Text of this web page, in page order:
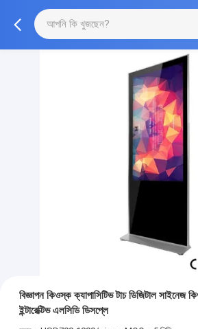
বিজ্ঞাপন কিওস্ক ক্যাপাসিটিভ টাচ ডিজিটাল সাইনেজ
ইন্টারেক্টিভ এলসিডি ডিসপ্লে